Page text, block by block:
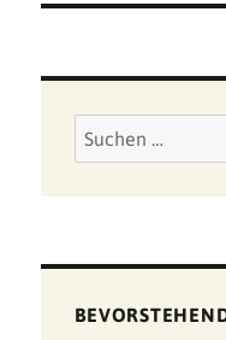
Suchen
nach: